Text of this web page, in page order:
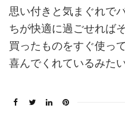
思い付きと気まぐれで
ちが快適に過ごせれば
買ったものをすぐ使っ
喜んでくれているみた